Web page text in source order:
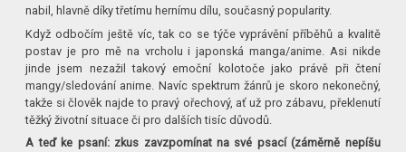
nabil, hlavně díky třetímu hernímu dílu, současný popularity.
Když odbočím ještě víc, tak co se týče vyprávění příběhů a kvalitě
postav je pro mě na vrcholu i japonská manga/anime. Asi nikde
jinde jsem nezažil takový emoční kolotoče jako právě při čtení
mangy/sledování anime. Navíc spektrum žánrů je skoro nekonečný,
takže si člověk najde to pravý ořechový, ať už pro zábavu, překlenutí
těžký životní situace či pro dalších tisíc důvodů.
A teď ke psaní: zkus zavzpomínat na své psací (záměrně nepíšu